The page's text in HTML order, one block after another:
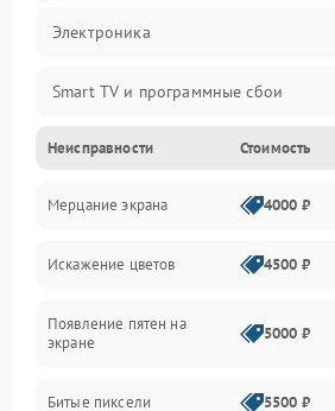
Электроника
Smart TV и программные сбои
Питание и запуск
Подсветка и LED-модули
Звук и аудиосистема
Сигнал и приём каналов
Неисправности Стоимость
Мерцание экрана 4000 ₽
Искажение цветов 4500 ₽
Появление пятен на
экране
5000 ₽
Битые пиксели 5500 ₽